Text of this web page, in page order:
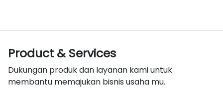
Product & Services
Dukungan produk dan layanan kami untuk
membantu memajukan bisnis usaha mu.